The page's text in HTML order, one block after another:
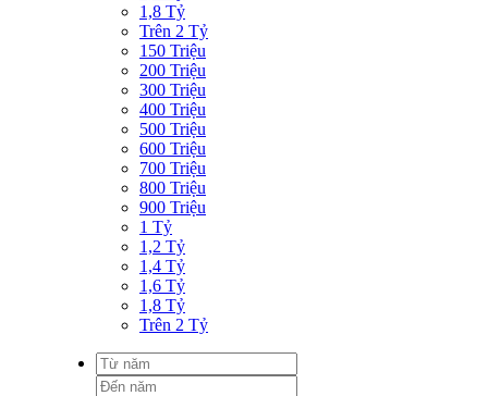
1,8 Tỷ
Trên 2 Tỷ
150 Triệu
200 Triệu
300 Triệu
400 Triệu
500 Triệu
600 Triệu
700 Triệu
800 Triệu
900 Triệu
1 Tỷ
1,2 Tỷ
1,4 Tỷ
1,6 Tỷ
1,8 Tỷ
Trên 2 Tỷ